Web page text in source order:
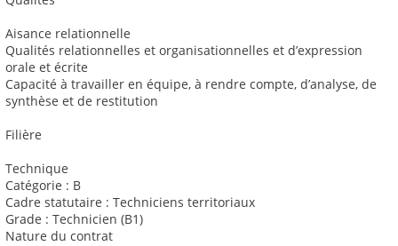
Aisance relationnelle
Qualités relationnelles et organisationnelles et d’expression
orale et écrite
Capacité à travailler en équipe, à rendre compte, d’analyse, de
synthèse et de restitution
Filière
Technique
Catégorie : B
Cadre statutaire : Techniciens territoriaux
Grade : Technicien (B1)
Nature du contrat